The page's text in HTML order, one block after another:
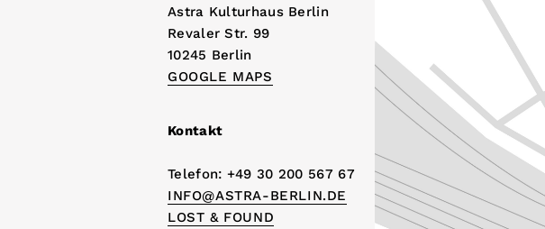
Astra Kulturhaus Berlin
Revaler Str. 99
10245 Berlin
GOOGLE MAPS
Kontakt
Telefon: +49 30 200 567 67
INFO@ASTRA-BERLIN.DE
LOST & FOUND